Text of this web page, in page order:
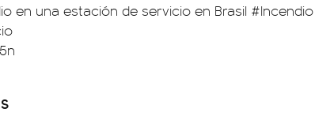
en una estación de servicio en Brasil